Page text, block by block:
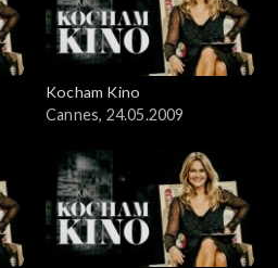
Kocham Kino
Cannes, 24.05.2009